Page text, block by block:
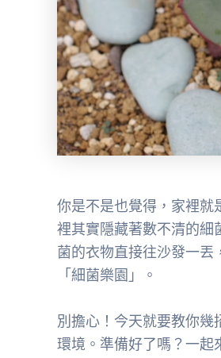
你是不是也覺得，家裡就
裡其實隱藏著數不清的細
菌的衣物直接往沙發一丟
「細菌樂園」。
別擔心！今天就要教你幾
環境。準備好了嗎？一起